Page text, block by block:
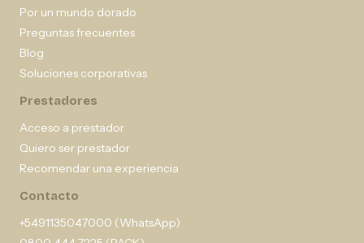
Por un mundo dorado
Preguntas frecuentes
Blog
Soluciones corporativas
Prestadores
Acceso a prestador
Quiero ser prestador
Recomendar una experiencia
Contacto
+5491135047000 (WhatsApp)